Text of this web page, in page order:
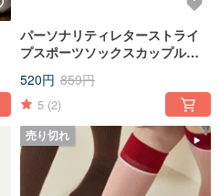
パーソナリティレターストライ
プスポーツソックスカップルソ
ート男性と女性同じストッキン
グソックス
520円 859円
5 (2)
売り切れ